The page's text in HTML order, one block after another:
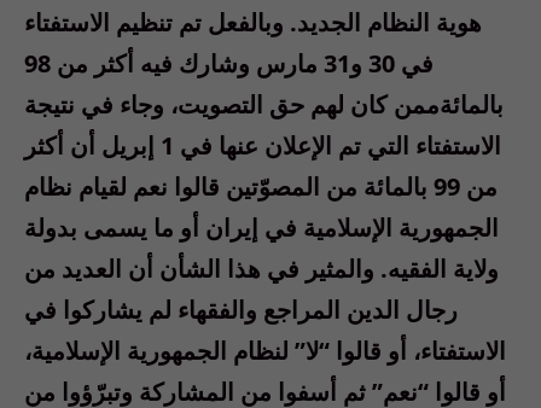
هوية النظام الجديد. وبالفعل تم تنظيم الاستفتاء
في 30 و31 مارس وشارك فيه أكثر من 98
بالمائةممن كان لهم حق التصويت، وجاء في نتيجة
الاستفتاء التي تم الإعلان عنها في 1 إبريل أن أكثر
من 99 بالمائة من المصوّتين قالوا نعم لقيام نظام
الجمهورية الإسلامية في إيران أو ما يسمى بدولة
ولاية الفقيه. والمثير في هذا الشأن أن العديد من
رجال الدين المراجع والفقهاء لم يشاركوا في
الاستفتاء، أو قالوا “لا” لنظام الجمهورية الإسلامية،
أو قالوا “نعم” ثم أسفوا من المشاركة وتبرّؤوا من